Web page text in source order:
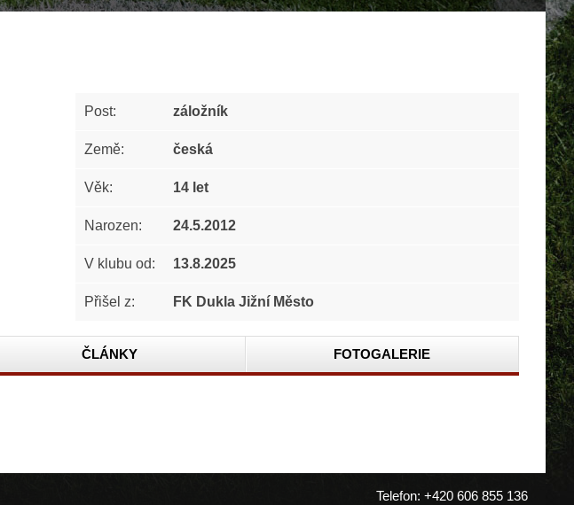
Post: záložník
Země: česká
Věk: 14 let
Narozen: 24.5.2012
V klubu od: 13.8.2025
Přišel z: FK Dukla Jižní Město
ČLÁNKY FOTOGALERIE
Telefon: +420 606 855 136